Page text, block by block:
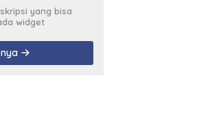
yang bisa
widget